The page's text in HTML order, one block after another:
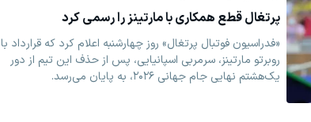
پرتغال قطع همکاری با مارتینز را رسمی کرد
«فدراسیون فوتبال پرتغال» روز چهارشنبه اعلام کرد که قرارداد با
روبرتو مارتینز، سرمربی اسپانیایی، پس از حذف این تیم از دور
یک‌هشتم نهایی جام جهانی ۲۰۲۶، به پایان می‌رسد.